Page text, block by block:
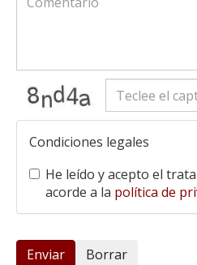
captcha
Condiciones legales
He leído y acepto el
acorde a la política de
Enviar Borrar